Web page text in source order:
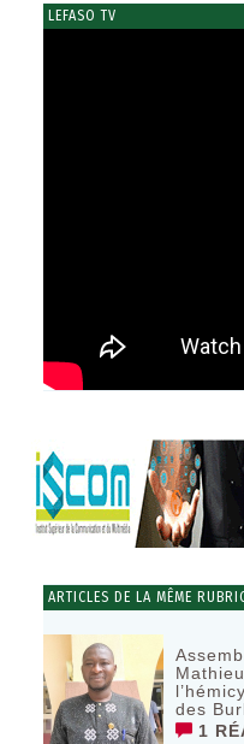
LEFASO TV
ARTICLES DE LA MÊME
des
1